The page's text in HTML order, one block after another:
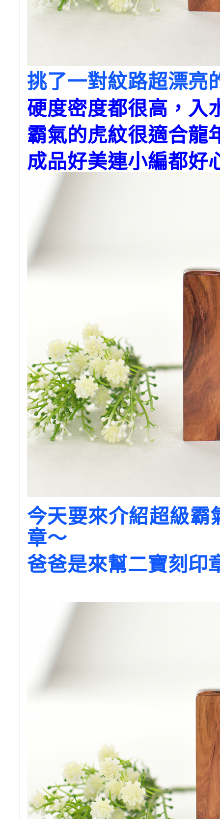
挑了一對紋路超漂亮
硬度密度都很高，入
霸氣的虎紋很適合龍
成品好美連小編都
今天要來介紹超級霸
章～
爸爸是來幫二寶刻印